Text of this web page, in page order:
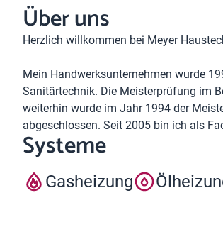
Über uns
Herzlich willkommen bei Meyer
Mein Handwerksunternehmen wurde
Sanitärtechnik. Die Meisterprüfung im
weiterhin wurde im Jahr 1994 der
abgeschlossen. Seit 2005 bin ich als
Systeme
Gasheizung